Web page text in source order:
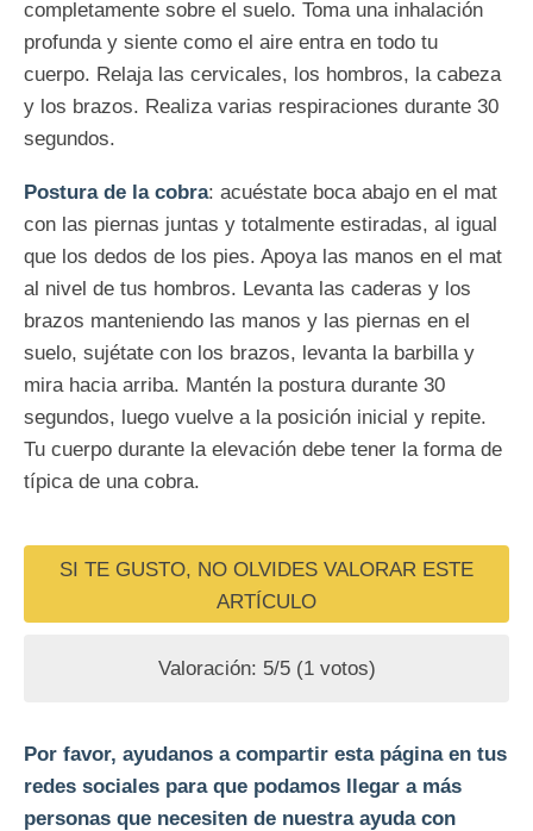
completamente sobre el suelo. Toma una inhalación
profunda y siente como el aire entra en todo tu
cuerpo. Relaja las cervicales, los hombros, la cabeza
y los brazos. Realiza varias respiraciones durante 30
segundos.
Postura de la cobra: acuéstate boca abajo en el mat
con las piernas juntas y totalmente estiradas, al igual
que los dedos de los pies. Apoya las manos en el mat
al nivel de tus hombros. Levanta las caderas y los
brazos manteniendo las manos y las piernas en el
suelo, sujétate con los brazos, levanta la barbilla y
mira hacia arriba. Mantén la postura durante 30
segundos, luego vuelve a la posición inicial y repite.
Tu cuerpo durante la elevación debe tener la forma de
típica de una cobra.
SI TE GUSTO, NO OLVIDES VALORAR ESTE
ARTÍCULO
Valoración: 5/5 (1votos)
Por favor, ayudanos a compartir esta página en tus
redes sociales para que podamos llegar a más
personas que necesiten de nuestra ayuda con